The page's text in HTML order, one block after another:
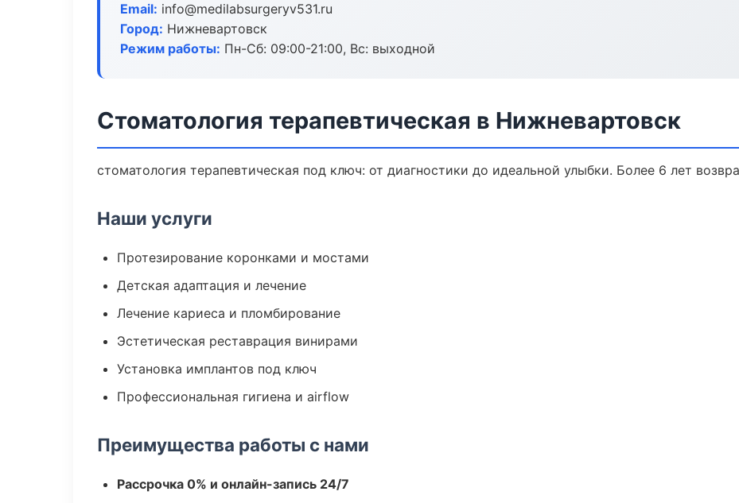
Email: info@medilabsurgeryv531.ru
Город: Нижневартовск
Режим работы: Пн-Сб: 09:00-21:00, Вс: выходной
Стоматология терапевтическая в Нижневартовск
стоматология терапевтическая под ключ: от диагностики до идеальной улыбки. Более 6 лет
Наши услуги
Протезирование коронками и мостами
Детская адаптация и лечение
Лечение кариеса и пломбирование
Эстетическая реставрация винирами
Установка имплантов под ключ
Профессиональная гигиена и airflow
Преимущества работы с нами
Рассрочка 0% и онлайн-запись 24/7